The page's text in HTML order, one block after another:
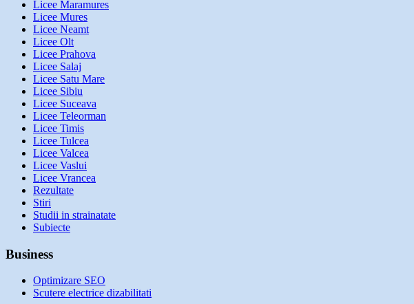
Licee Maramures
Licee Mures
Licee Neamt
Licee Olt
Licee Prahova
Licee Salaj
Licee Satu Mare
Licee Sibiu
Licee Suceava
Licee Teleorman
Licee Timis
Licee Tulcea
Licee Valcea
Licee Vaslui
Licee Vrancea
Rezultate
Stiri
Studii in strainatate
Subiecte
Business
Optimizare SEO
Scutere electrice dizabilitati